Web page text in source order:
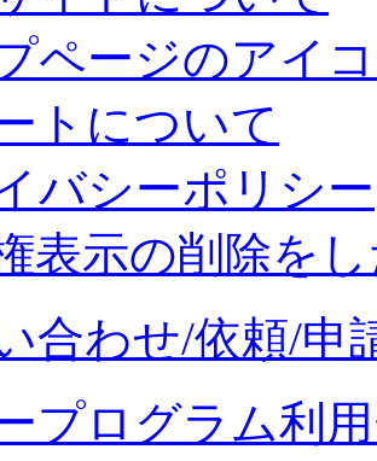
ページのアイ
トについて
バシーポリシー
表示の削除を
合わせ/依頼/申
プログラム利